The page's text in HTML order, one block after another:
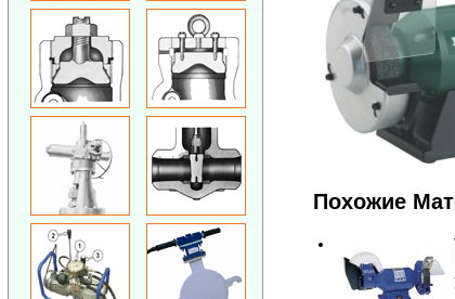
Похожие